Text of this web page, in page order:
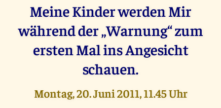
Meine Kinder werden Mir
während der „Warnung“ zum
ersten Mal ins Angesicht
schauen.
Montag, 20. Juni 2011, 11.45 Uhr